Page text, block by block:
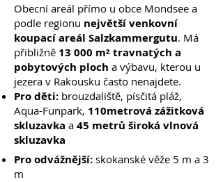
Obecní areál přímo u obce Mondsee a
podle regionu největší venkovní
koupací areál Salzkammergutu. Má
přibližně 13 000 m² travnatých a
pobytových ploch a výbavu, kterou u
jezera v Rakousku často nenajdete.
Pro děti: brouzdaliště, písčitá pláž,
Aqua-Funpark, 110metrová zážitková
skluzavka a 45 metrů široká vlnová
skluzavka
Pro odvážnější: skokanské věže 5 m a 3
m